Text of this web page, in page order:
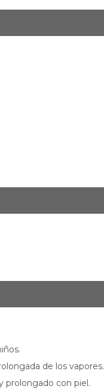
de los vapores.
prolongado con piel.